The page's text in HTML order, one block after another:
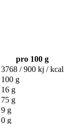
pro 100 g
3768 / 900 kj / kcal
100 g
16 g
75 g
9 g
0 g